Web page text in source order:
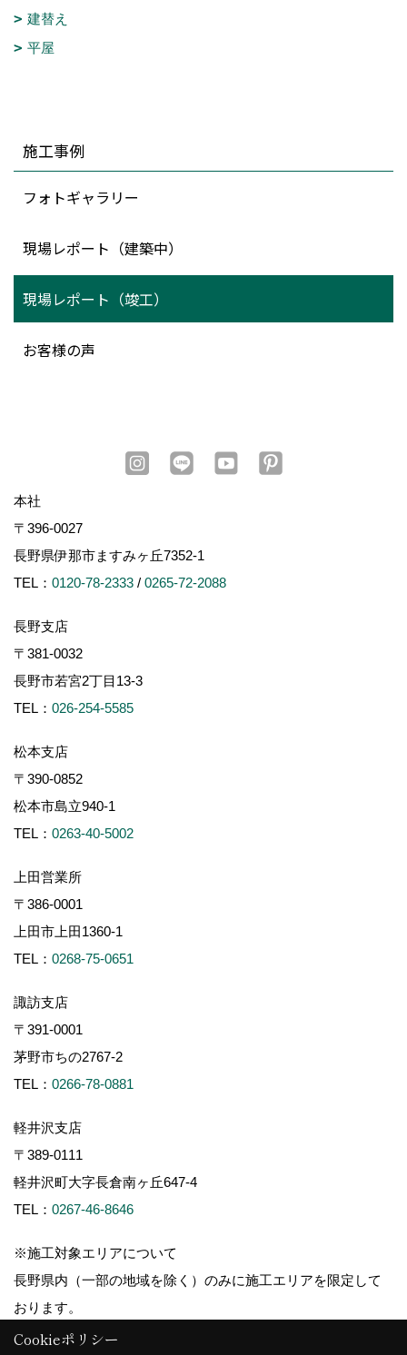
建替え
平屋
施工事例
フォトギャラリー
現場レポート（建築中）
現場レポート（竣工）
お客様の声
本社
〒396-0027
長野県伊那市ますみヶ丘7352-1
TEL： 0120-78-2333 / 0265-72-2088
長野支店
〒381-0032
長野市若宮2丁目13-3
TEL： 026-254-5585
松本支店
〒390-0852
松本市島立940-1
TEL： 0263-40-5002
上田営業所
〒386-0001
上田市上田1360-1
TEL： 0268-75-0651
諏訪支店
〒391-0001
茅野市ちの2767-2
TEL： 0266-78-0881
軽井沢支店
〒389-0111
軽井沢町大字長倉南ヶ丘647-4
TEL： 0267-46-8646
※施工対象エリアについて
長野県内（一部の地域を除く）のみに施工エリアを限定して
おります。
Cookieポリシー